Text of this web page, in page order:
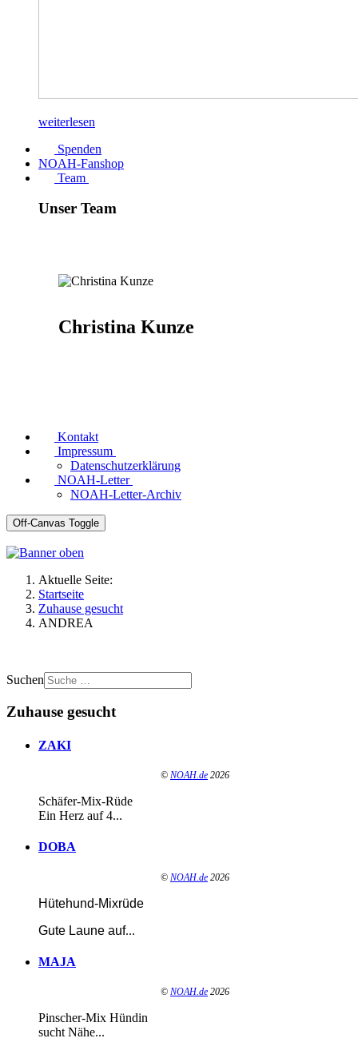
weiterlesen
Spenden
NOAH-Fanshop
Team
Unser Team
Christina Kunze
Kontakt
Impressum
Datenschutzerklärung
NOAH-Letter
NOAH-Letter-Archiv
Off-Canvas Toggle
Aktuelle Seite:
Startseite
Zuhause gesucht
ANDREA
Suchen
Zuhause gesucht
ZAKI
© NOAH.de 2026
Schäfer-Mix-Rüde
Ein Herz auf 4...
DOBA
© NOAH.de 2026
Hütehund-Mixrüde
Gute Laune auf...
MAJA
© NOAH.de 2026
Pinscher-Mix Hündin
sucht Nähe...